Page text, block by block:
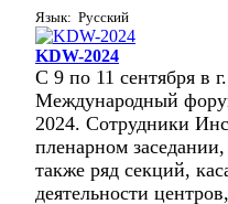
Язык: Русский
KDW-2024
С 9 по 11 сентября в
Международный
2024. Сотрудники
пленарном
также ряд секций,
деятельности